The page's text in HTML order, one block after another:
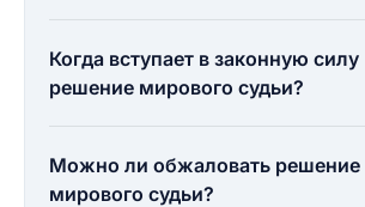
Когда вступает в законную силу
решение мирового судьи?
Можно ли обжаловать решение
мирового судьи?